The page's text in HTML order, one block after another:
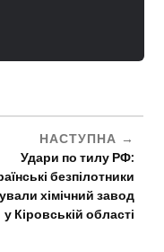
НАСТУПНА
Удари по тилу РФ:
безпілотники
хімічний завод
у Кіровській області